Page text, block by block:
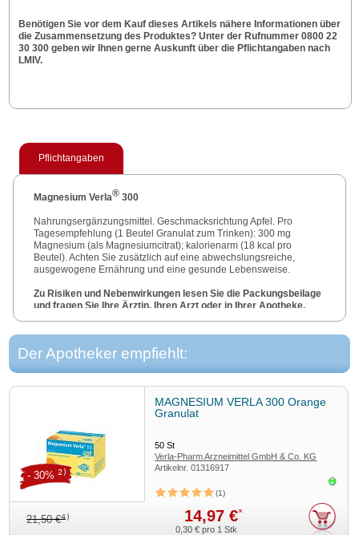
Benötigen Sie vor dem Kauf dieses Artikels nähere Informationen über
die Zusammensetzung des Produktes? Unter der Rufnummer 0800 22
30 300 geben wir Ihnen gerne Auskunft über die Pflichtangaben nach
LMIV.
Pflichtangaben
Magnesium Verla®300
Nahrungsergänzungsmittel. Geschmacksrichtung Apfel. Pro
Tagesempfehlung (1 Beutel Granulat zum Trinken): 300 mg
Magnesium (als Magnesiumcitrat); kalorienarm (18 kcal pro
Beutel). Achten Sie zusätzlich auf eine abwechslungsreiche,
ausgewogene Ernährung und eine gesunde Lebensweise.
Zu Risiken und Nebenwirkungen lesen Sie die Packungsbeilage
und fragen Sie Ihre Ärztin, Ihren Arzt oder in Ihrer Apotheke.
Der Apotheker empfiehlt:
MAGNESIUM VERLA 300 Orange
Granulat
50St
Verla-Pharm Arzneimittel GmbH & Co. KG
Artikelnr.01316917
1
21,50 €4) 14,97 €*
- 30% 2)
0,30 € pro 1 Stk